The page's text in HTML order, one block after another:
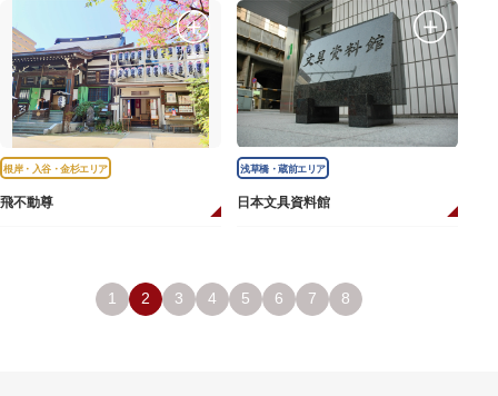
根岸・入谷・金杉エリア
飛不動尊
浅草橋・蔵前エリア
日本文具資料館
1 2 3 4 5 6 7 8